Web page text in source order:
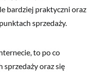
bardziej praktyczni oraz
sprzedaży.
to po co
sprzedaży oraz się